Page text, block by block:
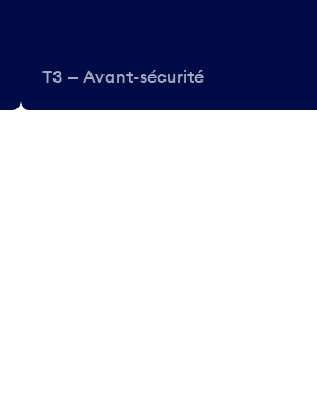
T3 — Avant-sécurité